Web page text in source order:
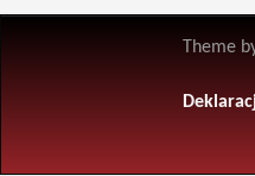
Theme